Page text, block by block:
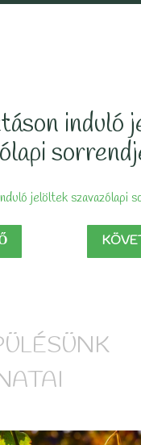
induló
jelöltek szavazólapi